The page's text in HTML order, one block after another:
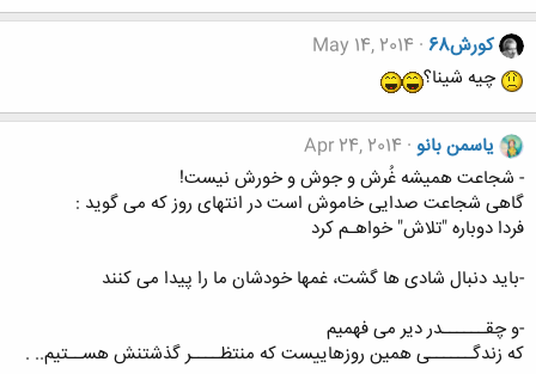
کورش68
May 14, 2014
چیه شینا؟
یاسمن بانو Apr 24, 2014
- شجاعت همیشه غُرش و جوش و خورش نیست!
گاهی شجاعت صدایی خاموش است در انتهای روز که می گوید :
فردا دوباره "تلاش" خواهـم کرد
-باید دنبال شادی ها گشت، غمها خودشان ما را پیدا می کنند
-و چقــــــدر دیر می فهمیم
که زندگــــــی همین روزهاییست که منتظــــر گذشتنش هســتیم.. .